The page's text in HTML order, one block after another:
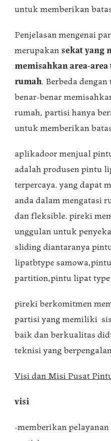
untuk memberikan
Penjelasan mengenai
merupakansekat yang
memisahkan area-
rumah. Berbeda
benar-benar
rumah, partisi hanya
untuk memberikan
aplikadoor menjual
adalah produsen pintu
terpercaya. yang dapat
anda dalam mengatasi
dan fleksible. pireki
unggulan untuk
sliding diantaranya
lipatbtype
partition,pintu lipat type
pireki berkomitmen
partisi yang memiliki
baik dan berkualitas
teknisi yang
Visi dan Misi Pusat
visi
-memberikan